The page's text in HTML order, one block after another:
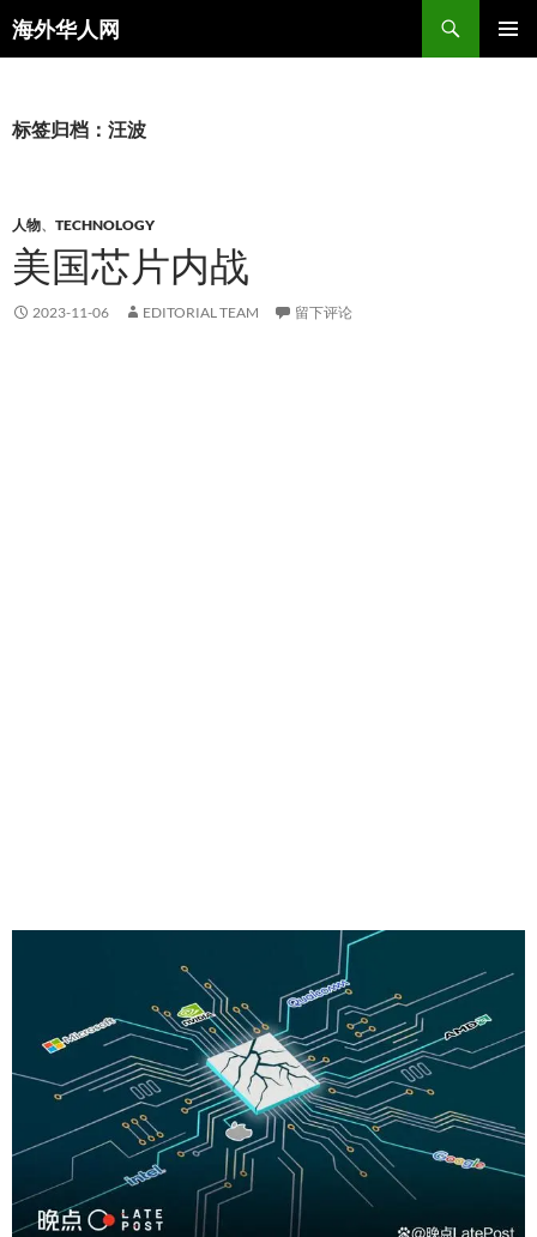
海外华人网
搜
索
文
标签归档：汪波
人物、 TECHNOLOGY
美国芯片内战
2023-11-06 EDITORIAL TEAM 留下评论